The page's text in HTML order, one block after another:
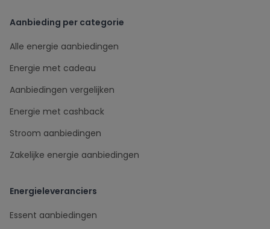
Aanbieding per categorie
Alle energie aanbiedingen
Energie met cadeau
Aanbiedingen vergelijken
Energie met cashback
Stroom aanbiedingen
Zakelijke energie aanbiedingen
Energieleveranciers
Essent aanbiedingen